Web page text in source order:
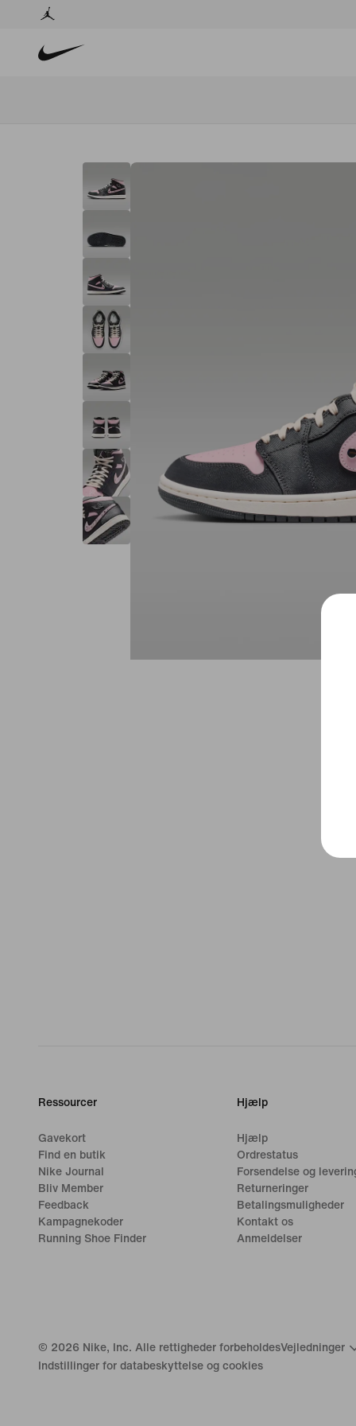
Ressourcer
Gavekort
Find en butik
Nike Journal
Bliv Member
Feedback
Kampagnekoder
Running Shoe Finder
Hjælp
Hjælp
Ordrestatus
Forsendelse og
Returneringer
Betalingsmuligheder
Kontakt os
Anmeldelser
© 2026 Nike, Inc. Alle rettigheder forbeholdesVejledninger
Indstillinger for databeskyttelse og cookies